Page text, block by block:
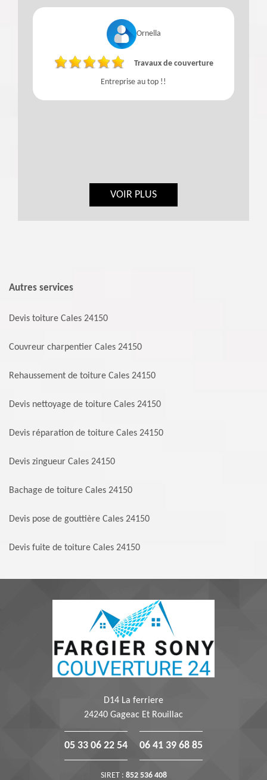
Ornella
Travaux de couverture
Entreprise au top !!
VOIR PLUS
Autres services
Devis toiture Cales 24150
Couvreur charpentier Cales 24150
Rehaussement de toiture Cales 24150
Devis nettoyage de toiture Cales 24150
Devis réparation de toiture Cales 24150
Devis zingueur Cales 24150
Bachage de toiture Cales 24150
Devis pose de gouttière Cales 24150
Devis fuite de toiture Cales 24150
D14 La ferriere
24240 Gageac Et Rouillac
05 33 06 22 54 06 41 39 68 85
SIRET : 852 536 408